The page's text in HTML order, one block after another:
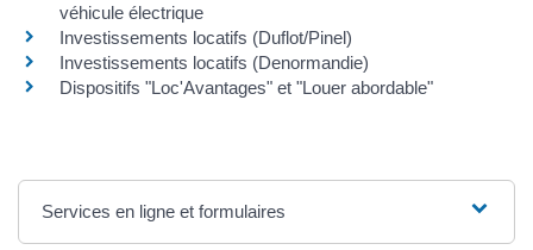
véhicule électrique
Investissements locatifs (Duflot/Pinel)
Investissements locatifs (Denormandie)
Dispositifs "Loc'Avantages" et "Louer abordable"
Services en ligne et formulaires